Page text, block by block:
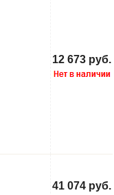
12 673 руб.
41 074 руб.